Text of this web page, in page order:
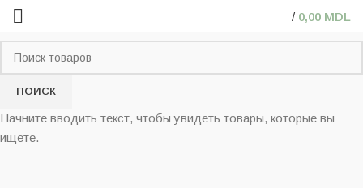
/ 0,00 MDL
ПОИСК
Начните вводить текст, чтобы увидеть товары, которые вы
ищете.